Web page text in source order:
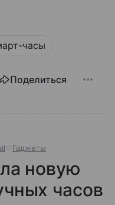
часы
Поделиться
Гаджеты
новую
часов